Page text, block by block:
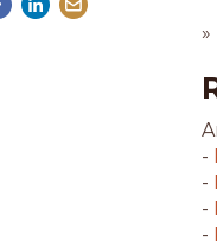
-
-
-
-